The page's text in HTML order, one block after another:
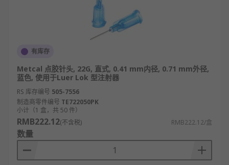
有库存
Metcal 点胶针头, 22G, 直式, 0.41 mm内径, 0.71 mm外径,
蓝色, 使用于Luer Lok 型注射器
RS 库存编号 505-7556
制造商零件编号 TE722050PK
小计（1 盒，共 50 件）
RMB222.12(不含税) RMB222.12/盒
数量